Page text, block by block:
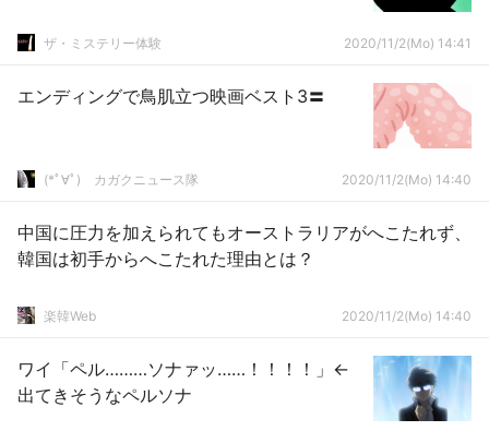
ザ・ミステリー体験 2020/11/2(Mo) 14:41
エンディングで鳥肌立つ映画ベスト3〓
(*ﾟ∀ﾟ)ゞカガクニュース隊 2020/11/2(Mo) 14:40
中国に圧力を加えられてもオーストラリアがへこたれず、
韓国は初手からへこたれた理由とは？
楽韓Web 2020/11/2(Mo) 14:40
ワイ「ペル………ソナァッ……！！！！」←
出てきそうなペルソナ